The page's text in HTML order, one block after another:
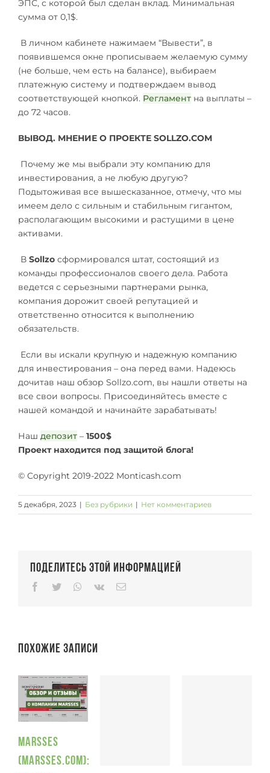
ЭПС, с которой был сделан вклад. Минимальная
сумма от 0,1$.
В личном кабинете нажимаем “Вывести”, в
появившемся окне прописываем желаемую сумму
(не больше, чем есть на балансе), выбираем
платежную систему и подтверждаем вывод
соответствующей кнопкой. Регламент на выплаты –
до 72 часов.
ВЫВОД. МНЕНИЕ О ПРОЕКТЕ SOLLZO.COM
Почему же мы выбрали эту компанию для
инвестирования, а не любую другую?
Подытоживая все вышесказанное, отмечу, что мы
имеем дело с сильным и стабильным гигантом,
располагающим высокими и растущими в цене
активами.
В Sollzo сформировался штат, состоящий из
команды профессионалов своего дела. Работа
ведется с серьезными партнерами рынка,
компания дорожит своей репутацией и
ответственно относится к выполнению
обязательств.
Если вы искали крупную и надежную компанию
для инвестирования – она перед вами. Надеюсь
дочитав наш обзор Sollzo.com, вы нашли ответы на
все свои вопросы. Присоединяйтесь вместе с
нашей командой и начинайте зарабатывать!
Наш депозит – 1500$
Проект находится под защитой блога!
© Copyright 2019-2022 Monticash.com
5 декабря, 2023 | Без рубрики | Нет комментариев
Поделитесь этой информацией
Facebook
Twitter Whatsapp
Vk Email
Похожие записи
Marsses
(Marsses.com):